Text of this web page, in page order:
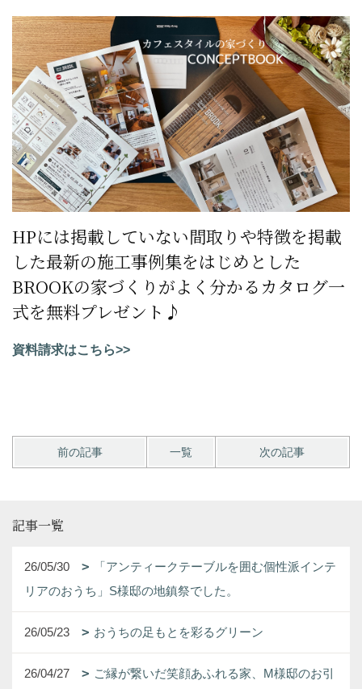
HPには掲載していない間取りや特徴を掲載
した最新の施工事例集をはじめとした
BROOKの家づくりがよく分かるカタログ一
式を無料プレゼント♪
資料請求はこちら>>
前の記事 一覧 次の記事
記事一覧
26/05/30
「アンティークテーブルを囲む個性派インテ
リアのおうち」S様邸の地鎮祭でした。
26/05/23 おうちの足もとを彩るグリーン
26/04/27 ご縁が繋いだ笑顔あふれる家、M様邸のお引